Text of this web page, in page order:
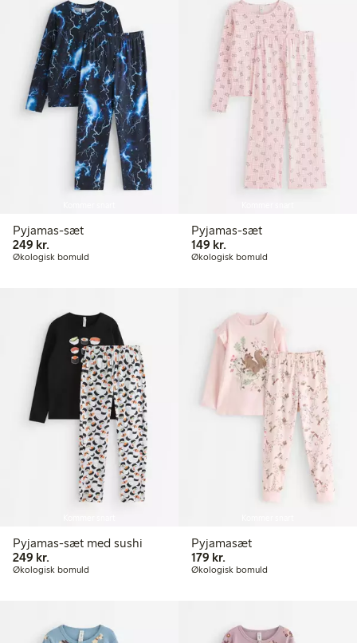
Pyjamas-sæt
249 kr.
Økologisk bomuld
Pyjamas-sæt
149 kr.149,00 kr.
Økologisk bomuld
Pyjamas-sæt med sushi
249 kr.
Økologisk bomuld
Pyjamasæt
179 kr.179,00 kr.
Økologisk bomuld